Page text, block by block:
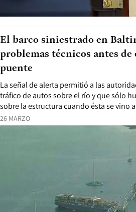
26 MARZO
La señal de alerta permitió a las
tráfico de autos sobre el río y que sólo
sobre la estructura cuando ésta se vino
El barco siniestrado en
problemas técnicos antes
puente